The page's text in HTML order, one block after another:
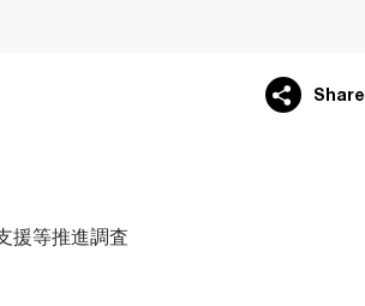
Share
援等推進調査